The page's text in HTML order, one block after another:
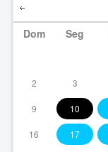
Dom Seg
2 3
9 10
16 17